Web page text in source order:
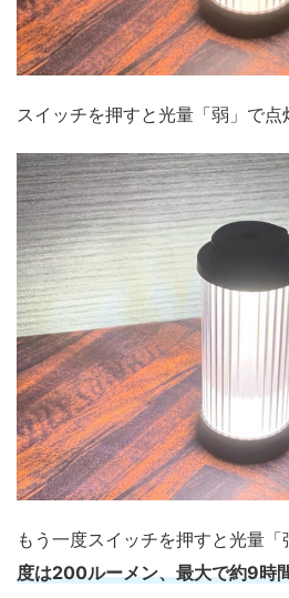
スイッチを押すと光量「弱」で点
もう一度スイッチを押すと光量
度は200ルーメン、最大で約9時